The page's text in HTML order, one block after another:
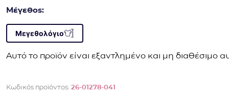
Μέγεθος:
Μεγεθολόγιο
Αυτό το προϊόν είναι εξαντλημένο και μη διαθέσιμο
Κωδικός προϊόντος: 26-01278-041